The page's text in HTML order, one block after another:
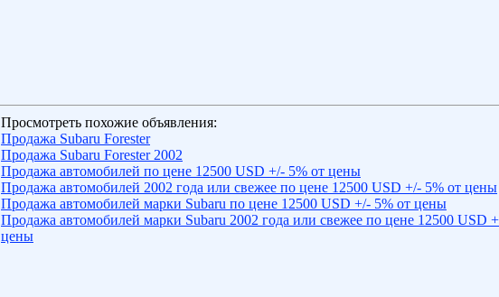
Просмотреть похожие объявления:
Продажа Subaru Forester
Продажа Subaru Forester 2002
Продажа автомобилей по цене 12500 USD +/- 5% от цены
Продажа автомобилей 2002 года или свежее по цене 12500 USD +/- 5% от цены
Продажа автомобилей марки Subaru по цене 12500 USD +/- 5% от цены
Продажа автомобилей марки Subaru 2002 года или свежее по цене 12500 USD
цены